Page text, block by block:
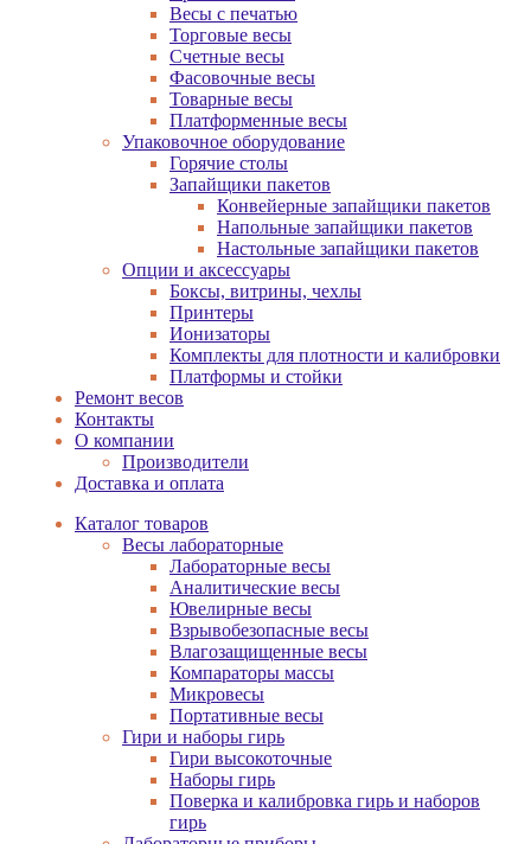
Весы с печатью
Торговые весы
Счетные весы
Фасовочные весы
Товарные весы
Платформенные весы
Упаковочное оборудование
Горячие столы
Запайщики пакетов
Конвейерные запайщики пакетов
Напольные запайщики пакетов
Настольные запайщики пакетов
Опции и аксессуары
Боксы, витрины, чехлы
Принтеры
Ионизаторы
Комплекты для плотности и калибровки
Платформы и стойки
Ремонт весов
Контакты
О компании
Производители
Доставка и оплата
Каталог товаров
Весы лабораторные
Лабораторные весы
Аналитические весы
Ювелирные весы
Взрывобезопасные весы
Влагозащищенные весы
Компараторы массы
Микровесы
Портативные весы
Гири и наборы гирь
Гири высокоточные
Наборы гирь
Поверка и калибровка гирь и наборов
гирь